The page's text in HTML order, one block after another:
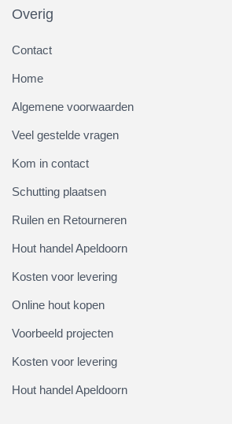
Overig
Contact
Home
Algemene voorwaarden
Veel gestelde vragen
Kom in contact
Schutting plaatsen
Ruilen en Retourneren
Hout handel Apeldoorn
Kosten voor levering
Online hout kopen
Voorbeeld projecten
Kosten voor levering
Hout handel Apeldoorn